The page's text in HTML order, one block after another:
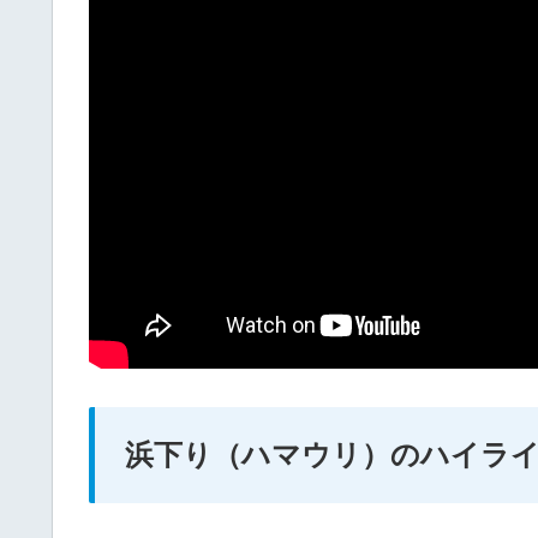
浜下り（ハマウリ）のハイラ